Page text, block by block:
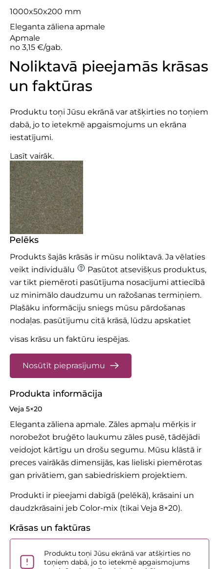
1000x50x200 mm
Eleganta zāliena apmale
Apmale
no 3,15 €/gab.
Noliktavā pieejamās krāsas
un faktūras
Produktu toņi Jūsu ekrānā var atšķirties no toņiem
dabā, jo to ietekmē apgaismojums un ekrāna
iestatījumi.
Lasīt vairāk.
Pelēks
Produkts šajās krāsās ir mūsu noliktavā. Ja vēlaties
veikt individuālu
Pasūtot atsevišķus produktus,
var tikt piemēroti pasūtījuma nosacījumi attiecībā
uz minimālo daudzumu un ražošanas termiņiem.
Plašāku informāciju sniegs mūsu pārdošanas
nodaļas. pasūtījumu citā krāsā, lūdzu apskatiet
visas krāsu un faktūru iespējas.
Nosūtīt pieprasījumu
Produkta informācija
Veja 5×20
Eleganta zāliena apmale. Zāles apmaļu mērķis ir
norobežot bruģēto laukumu zāles pusē, tādējādi
veidojot kārtīgu un drošu segumu. Mūsu klāstā ir
preces vairākās dimensijās, kas lieliski piemērotas
gan privātiem, gan sabiedriskiem projektiem.
Produkti ir pieejami dabīgā (pelēkā), krāsaini un
daudzkrāsaini jeb Color-mix (tikai Veja 8×20).
Krāsas un faktūras
Produktu toņi Jūsu ekrānā var atšķirties no
toņiem dabā, jo to ietekmē apgaismojums